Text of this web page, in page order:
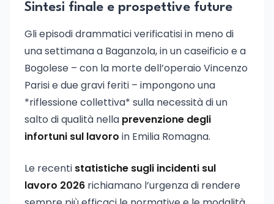
Sintesi finale e prospettive future
Gli episodi drammatici verificatisi in meno di
una settimana a Baganzola, in un caseificio e a
Bogolese – con la morte dell’operaio Vincenzo
Parisi e due gravi feriti – impongono una
*riflessione collettiva* sulla necessità di un
salto di qualità nella prevenzione degli
infortuni sul lavoro in Emilia Romagna.
Le recenti statistiche sugli incidenti sul
lavoro 2026 richiamano l’urgenza di rendere